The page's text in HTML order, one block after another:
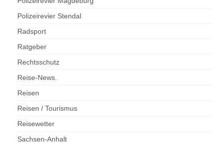
Polizeirevier Stendal
Radsport
Ratgeber
Rechtsschutz
Reise-News.
Reisen
Reisen / Tourismus
Reisewetter
Sachsen-Anhalt